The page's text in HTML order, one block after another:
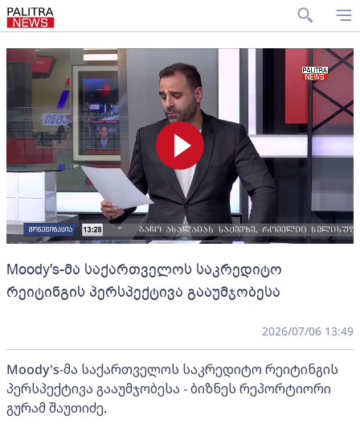
Moody's-მა საქართველოს საკრედიტო
რეიტინგის პერსპექტივა გააუმჯობესა
2026/07/06 13:49
Moody's-მა საქართველოს საკრედიტო რეიტინგის
პერსპექტივა გააუმჯობესა - ბიზნეს რეპორტიორი
გურამ შაუთიძე.